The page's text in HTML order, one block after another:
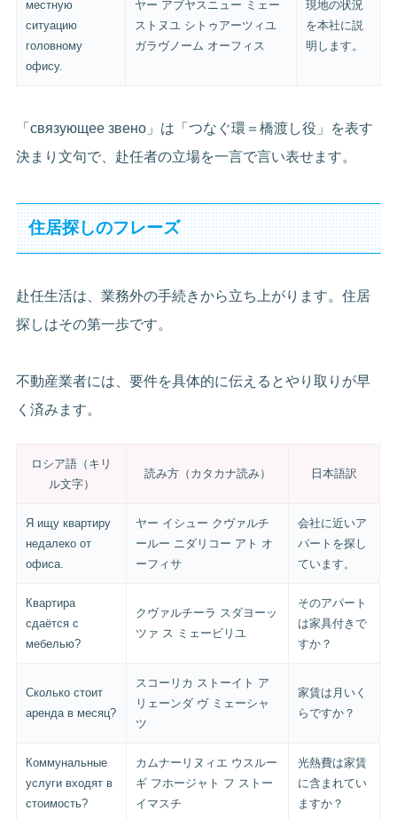
местную
ситуацию
головному
офису.
ヤー アブヤスニュー ミェー
ストヌユ シトゥアーツィユ
ガラヴノーム オーフィス
現地の状況
を本社に説
明します。
「связующее звено」は「つなぐ環＝橋渡し役」を表す
決まり文句で、赴任者の立場を一言で言い表せます。
住居探しのフレーズ
赴任生活は、業務外の手続きから立ち上がります。住居
探しはその第一歩です。
不動産業者には、要件を具体的に伝えるとやり取りが早
く済みます。
ロシア語（キリ
ル文字）
読み方（カタカナ読み） 日本語訳
Я ищу квартиру
недалеко от
офиса.
ヤー イシュー クヴァルチ
ールー ニダリコー アト オ
ーフィサ
会社に近いア
パートを探し
ています。
Квартира
сдаётся с
мебелью?
クヴァルチーラ スダヨーッ
ツァ ス ミェービリユ
そのアパート
は家具付きで
すか？
Сколько стоит
аренда в месяц?
スコーリカ ストーイト ア
リェーンダ ヴ ミェーシャ
ツ
家賃は月いく
らですか？
Коммунальные
услуги входят в
стоимость?
カムナーリヌィエ ウスルー
ギ フホージャト フ ストー
イマスチ
光熱費は家賃
に含まれてい
ますか？